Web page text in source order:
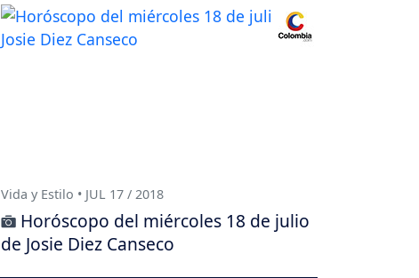
Vida y Estilo • JUL 17 / 2018
Horóscopo del miércoles 18 de julio
de Josie Diez Canseco